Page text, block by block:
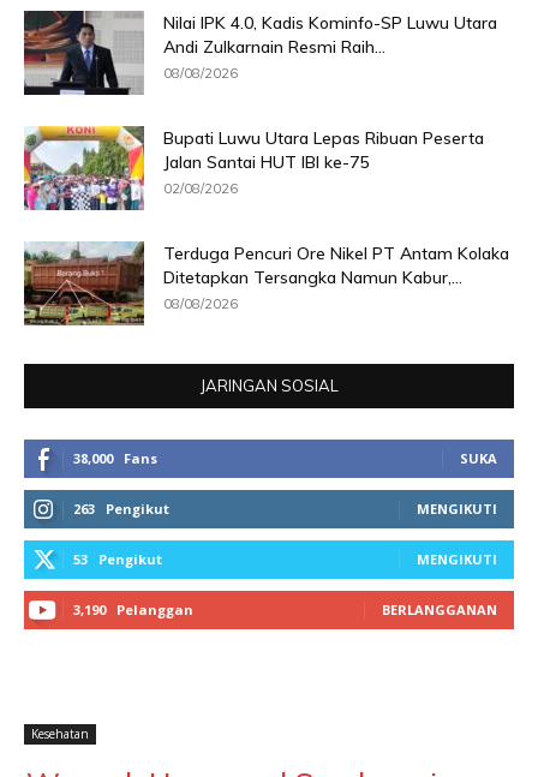
Nilai IPK 4.0, Kadis Kominfo-SP Luwu Utara
Andi Zulkarnain Resmi Raih...
08/08/2026
Bupati Luwu Utara Lepas Ribuan Peserta
Jalan Santai HUT IBI ke-75
02/08/2026
Terduga Pencuri Ore Nikel PT Antam Kolaka
Ditetapkan Tersangka Namun Kabur,...
08/08/2026
JARINGAN SOSIAL
38,000 Fans SUKA
263 Pengikut MENGIKUTI
53 Pengikut MENGIKUTI
3,190 Pelanggan BERLANGGANAN